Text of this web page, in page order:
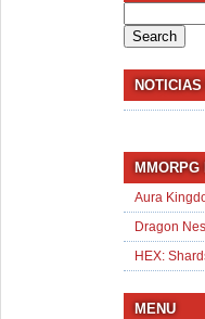
for:
MMORPG
Aura
Dragon
HEX:
MENU